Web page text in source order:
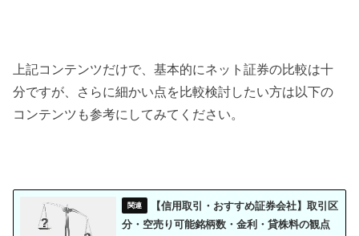
上記コンテンツだけで、基本的にネット証券の比較は十
分ですが、さらに細かい点を比較検討したい方は以下の
コンテンツも参考にしてみてください。
【信用取引・おすすめ証券会社】取引区
分・空売り可能銘柄数・金利・貸株料の観点